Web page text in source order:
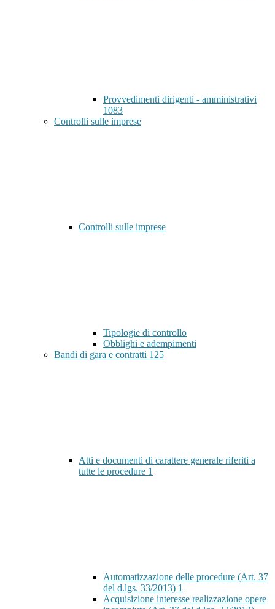
Provvedimenti dirigenti - amministrativi
1083
Controlli sulle imprese
Controlli sulle imprese
Tipologie di controllo
Obblighi e adempimenti
Bandi di gara e contratti 125
Atti e documenti di carattere generale riferiti a
tutte le procedure 1
Automatizzazione delle procedure (Art. 37
del d.lgs. 33/2013) 1
Acquisizione interesse realizzazione opere